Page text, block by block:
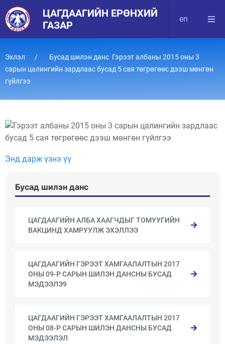
ЦАГДААГИЙН ЕРӨНХИЙ
ГАЗАР
en
Эхлэл
Бусад шилэн данс Гэрээт албаны 2015 оны 3
сарын цалингийн зардлаас бусад 5 сая төгрөгөөс дээш мөнгөн
гүйлгээ
Энд дарж үзнэ үү
Бусад шилэн данс
ЦАГДААГИЙН АЛБА ХААГЧДЫГ ТОМУУГИЙН
ВАКЦИНД ХАМРУУЛЖ ЭХЭЛЛЭЭ
ЦАГДААГИЙН ГЭРЭЭТ ХАМГААЛАЛТЫН 2017
ОНЫ 09-Р САРЫН ШИЛЭН ДАНСНЫ БУСАД
МЭДЭЭЛЭ9
ЦАГДААГИЙН ГЭРЭЭТ ХАМГААЛАЛТЫН 2017
ОНЫ 08-Р САРЫН ШИЛЭН ДАНСНЫ БУСАД
МЭДЭЭЛЭЛ